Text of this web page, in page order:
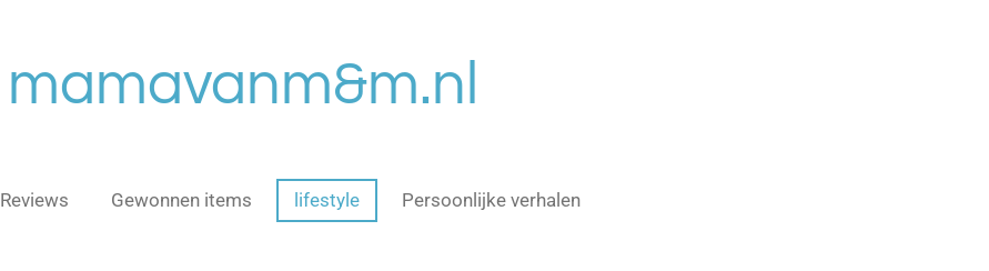
mamavanm&m.nl
Reviews Gewonnen items lifestyle Persoonlijke verhalen